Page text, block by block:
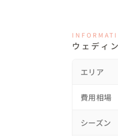
おふたり含
（新婦様以
独立1周年
一番最後に
新郎「家族
ウェディ
エリア
費用相場
シーズン